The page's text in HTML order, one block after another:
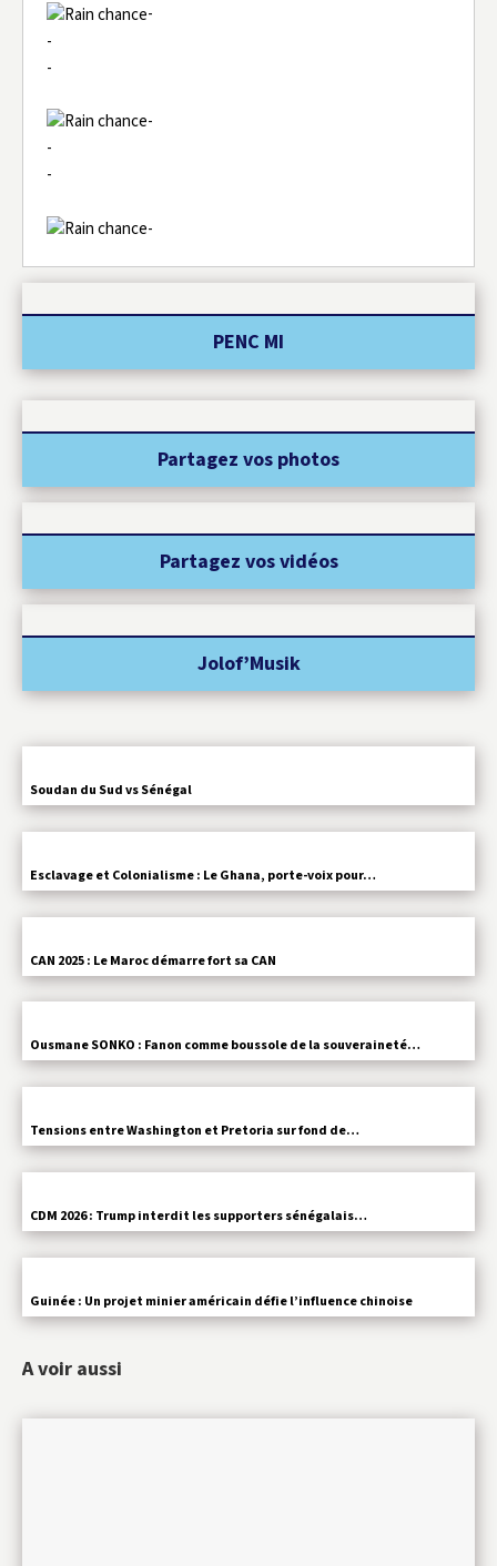
Soudan du Sud vs Sénégal
Esclavage et Colonialisme : Le Ghana, porte-voix pour…
CAN 2025 : Le Maroc démarre fort sa CAN
Ousmane SONKO : Fanon comme boussole de la souveraineté…
Tensions entre Washington et Pretoria sur fond de…
CDM 2026 : Trump interdit les supporters sénégalais…
Guinée : Un projet minier américain défie l’influence chinoise
-
-
-
-
-
-
-
PENC MI
Partagez vos photos
Partagez vos vidéos
Jolof’Musik
A voir aussi